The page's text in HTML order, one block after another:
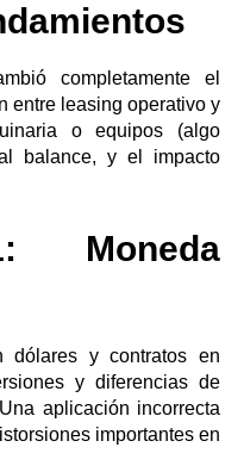
completamente el
entre leasing operativo y
o equipos (algo
balance, y el impacto
Moneda
dólares y contratos en
y diferencias de
aplicación incorrecta
importantes en